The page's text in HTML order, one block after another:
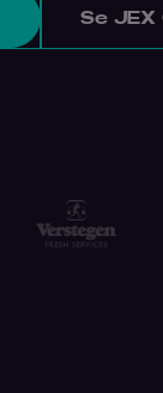
Se JEX